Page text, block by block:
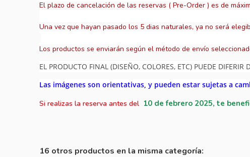
El plazo de cancelación de las reservas ( Pre-Order ) es de
Una vez que hayan pasado los 5 dias naturales, ya no será
Los productos se enviarán según el método de envío
EL PRODUCTO FINAL (DISEÑO, COLORES, ETC) PUEDE DIFERIR
Las imágenes son orientativas, y pueden estar sujetas a
Si realizas la reserva antes del 10 de febrero 2025, te
16 otros productos en la misma categoría: